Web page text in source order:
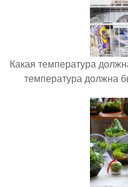
Какая температура
температура должна